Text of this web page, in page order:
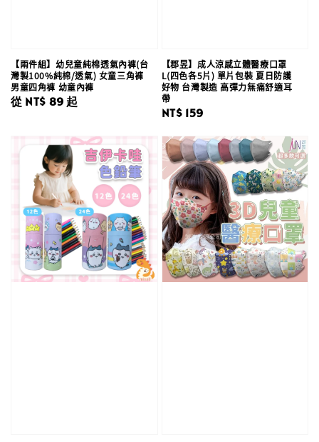
【兩件組】幼兒童純棉透氣內褲(台
灣製100%純棉/透氣) 女童三角褲
男童四角褲 幼童內褲
Regular
從 NT$ 89 起
【郡昱】成人涼感立體醫療口罩
L(四色各5片) 單片包裝 夏日防護
好物 台灣製造 高彈力無痛舒適耳
帶
Regular
NT$ 159